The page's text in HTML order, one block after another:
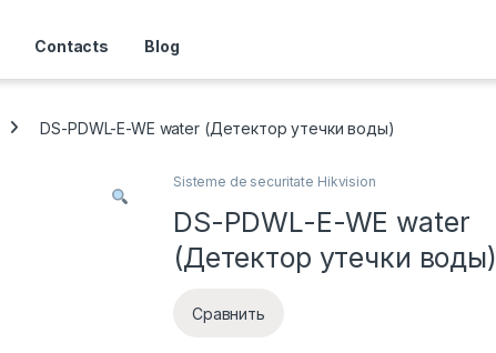
Contacts Blog
DS-PDWL-E-WE water (Детектор утечки воды)
Sisteme de securitate Hikvision
DS-PDWL-E-WE water
(Детектор утечки воды)
Сравнить